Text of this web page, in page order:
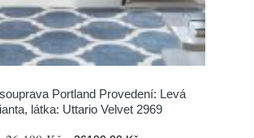
Portland Provedení: Levá
látka: Uttario Velvet 2969